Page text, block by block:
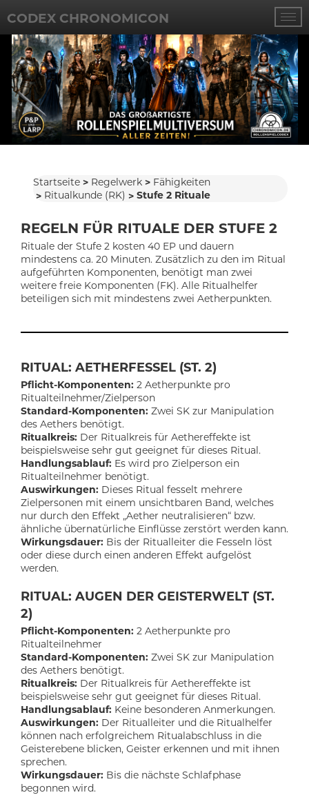
CODEX CHRONOMICON
Startseite Regelwerk
Fähigkeiten
Ritualkunde (RK)
Stufe 2 Rituale
REGELN FÜR RITUALE DER STUFE 2
Rituale der Stufe 2 kosten 40 EP und dauern
mindestens ca. 20 Minuten. Zusätzlich zu den im Ritual
aufgeführten Komponenten, benötigt man zwei
weitere freie Komponenten (FK). Alle Ritualhelfer
beteiligen sich mit mindestens zwei Aetherpunkten.
RITUAL: AETHERFESSEL (ST. 2)
Pflicht-Komponenten: 2 Aetherpunkte pro
Ritualteilnehmer/Zielperson
Standard-Komponenten: Zwei SK zur Manipulation
des Aethers benötigt.
Ritualkreis: Der Ritualkreis für Aethereffekte ist
beispielsweise sehr gut geeignet für dieses Ritual.
Handlungsablauf: Es wird pro Zielperson ein
Ritualteilnehmer benötigt.
Auswirkungen: Dieses Ritual fesselt mehrere
Zielpersonen mit einem unsichtbaren Band, welches
nur durch den Effekt „Aether neutralisieren“ bzw.
ähnliche übernatürliche Einflüsse zerstört werden kann.
Wirkungsdauer: Bis der Ritualleiter die Fesseln löst
oder diese durch einen anderen Effekt aufgelöst
werden.
RITUAL: AUGEN DER GEISTERWELT (ST.
2)
Pflicht-Komponenten: 2 Aetherpunkte pro
Ritualteilnehmer
Standard-Komponenten: Zwei SK zur Manipulation
des Aethers benötigt.
Ritualkreis: Der Ritualkreis für Aethereffekte ist
beispielsweise sehr gut geeignet für dieses Ritual.
Handlungsablauf: Keine besonderen Anmerkungen.
Auswirkungen: Der Ritualleiter und die Ritualhelfer
können nach erfolgreichem Ritualabschluss in die
Geisterebene blicken, Geister erkennen und mit ihnen
sprechen.
Wirkungsdauer: Bis die nächste Schlafphase
begonnen wird.